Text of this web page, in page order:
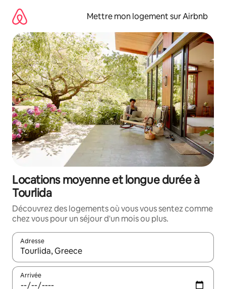
directement
contenu
Mettre mon logement sur Airbnb
Locations moyenne et longue durée à
Tourlida
Découvrez des logements où vous vous sentez comme
chez vous pour un séjour d'un mois ou plus.
Adresse
Lorsque les résultats s'affichent, utilisez les flèches vers le
Arrivée